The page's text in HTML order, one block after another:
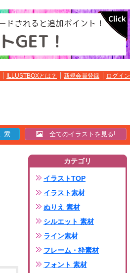
ILLUSTBOXとは？ 新規会員登録 ログイン
全てのイラストを見る!
カテゴリ
イラストTOP
イラスト素材
ぬりえ 素材
シルエット 素材
ライン素材
フレーム・枠素材
フォント 素材